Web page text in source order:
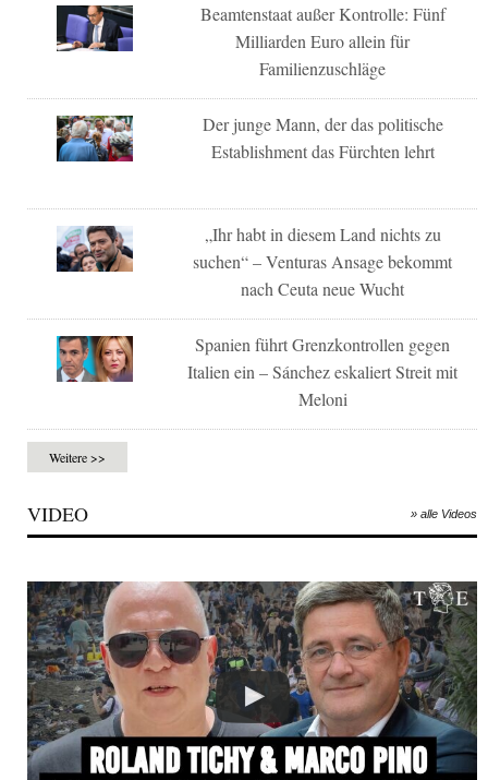
Beamtenstaat außer Kontrolle: Fünf
Milliarden Euro allein für
Familienzuschläge
Der junge Mann, der das politische
Establishment das Fürchten lehrt
„Ihr habt in diesem Land nichts zu
suchen“ – Venturas Ansage bekommt
nach Ceuta neue Wucht
Spanien führt Grenzkontrollen gegen
Italien ein – Sánchez eskaliert Streit mit
Meloni
Weitere >>
VIDEO » alle Videos